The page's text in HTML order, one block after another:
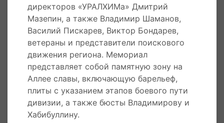
26 июня 2020 годаВ городе Слободской
Кировской области состоялась
торжественная церемония открытия
мемориала бойцам 311-й стрелковой дивизии
и бюсты их командирам, Героям Советского
Союза Борису Владимирову и Заки
Хабибуллину. В мероприятии приняли участие
губернатор области Игорь Васильев,
президент Татарстана Рустам Минниханов,
директоров «УРАЛХИМа» Дмитрий
Мазепин, а также Владимир Шаманов,
Василий Пискарев, Виктор Бондарев,
ветераны и представители поискового
движения региона. Мемориал
представляет собой памятную зону на
Аллее славы, включающую барельеф,
плиты с указанием этапов боевого пути
дивизии, а также бюсты Владимирову и
Хабибуллину.